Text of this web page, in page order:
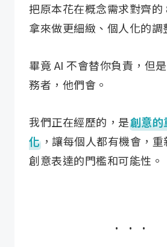
把原本花在概念需求對齊的
拿來做更細緻、個人化的調
畢竟 AI 不會替你負責，但
務者，他們會。
我們正在經歷的，是創意的
化，讓每個人都有機會，
創意表達的門檻和可能性。